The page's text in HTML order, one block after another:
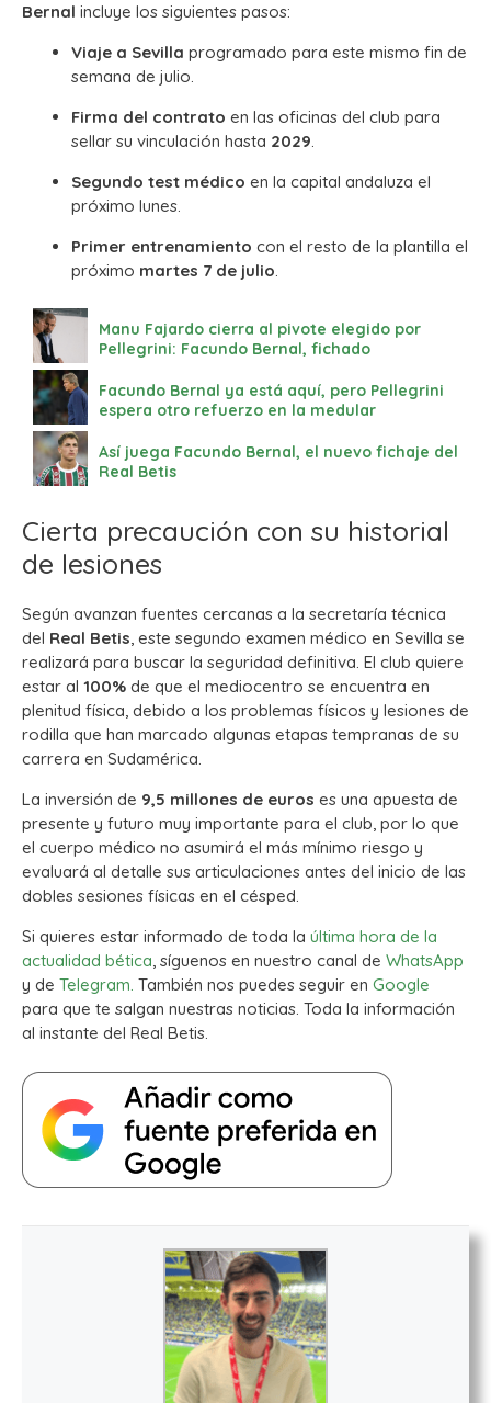
Bernal incluye los siguientes pasos:
Viaje a Sevilla programado para este mismo fin de
semana de julio.
Firma del contrato en las oficinas del club para
sellar su vinculación hasta 2029.
Segundo test médico en la capital andaluza el
próximo lunes.
Primer entrenamiento con el resto de la plantilla el
próximo martes 7 de julio.
Manu Fajardo cierra al pivote elegido por
Pellegrini: Facundo Bernal, fichado
Facundo Bernal ya está aquí, pero Pellegrini
espera otro refuerzo en la medular
Así juega Facundo Bernal, el nuevo fichaje del
Real Betis
Cierta precaución con su historial
de lesiones
Según avanzan fuentes cercanas a la secretaría técnica
del Real Betis , este segundo examen médico en Sevilla se
realizará para buscar la seguridad definitiva. El club quiere
estar al 100% de que el mediocentro se encuentra en
plenitud física, debido a los problemas físicos y lesiones de
rodilla que han marcado algunas etapas tempranas de su
carrera en Sudamérica.
La inversión de 9,5 millones de euros es una apuesta de
presente y futuro muy importante para el club, por lo que
el cuerpo médico no asumirá el más mínimo riesgo y
evaluará al detalle sus articulaciones antes del inicio de las
dobles sesiones físicas en el césped.
Si quieres estar informado de toda la última hora de la
actualidad bética , síguenos en nuestro canal de WhatsApp
y de Telegram. También nos puedes seguir en Google
para que te salgan nuestras noticias. Toda la información
al instante del Real Betis.